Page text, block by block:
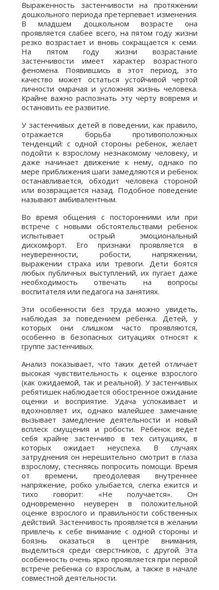
Выраженность застенчивости на протяжении
дошкольного периода претерпевает изменения.
В младшем дошкольном возрасте она
проявляется слабее всего, на пятом году жизни
резко возрастает и вновь сокращается к семи.
На пятом году жизни возрастание
застенчивости имеет характер возрастного
феномена. Появившись в этот период, это
качество может остаться устойчивой чертой
личности омрачая и усложняя жизнь человека.
Крайне важно распознать эту черту вовремя и
остановить ее развитие.
У застенчивых детей в поведении, как правило,
отражается борьба противоположных
тенденций: с одной стороны ребенок, желает
подойти к взрослому незнакомому человеку, и
даже начинает движение к нему, однако по
мере приближения шаги замедляются и ребенок
останавливается, обходит человека стороной
или возвращается назад. Подобное поведение
называют амбивалентным.
Во время общения с посторонними или при
встрече с новыми обстоятельствами ребенок
испытывает острый эмоциональный
дискомфорт. Его признаки проявляется в
неуверенности, робости, напряжении,
выражении страха или тревоги. Дети боятся
любых публичных выступлений, их пугает даже
необходимость отвечать на вопросы
воспитателя или педагога на занятиях.
Эти особенности без труда можно увидеть,
наблюдая за поведением ребенка. Детей, у
которых они слишком часто проявляются,
особенно в безопасных ситуациях относят к
группе застенчивых.
Анализ показывает, что таких детей отличает
высокая чувствительность к оценке взрослого
(как ожидаемой, так и реальной). У застенчивых
ребятишек наблюдается обостренное ожидание
оценки и восприятие. Удача успокаивает и
вдохновляет их, однако малейшее замечание
вызывает замедление деятельности и новый
всплеск смущения и робости. Ребенок ведет
себя крайне застенчиво в тех ситуациях, в
которых ожидает неуспеха. В случаях
затруднения он нерешительно смотрит в глаза
взрослому, стесняясь попросить помощи. Время
от времени, преодолевая внутреннее
напряжение, робко улыбается, слегка ежится и
тихо говорит: «Не получается». Он
одновременно неуверен в положительной
оценке взрослого и правильности собственных
действий. Застенчивость проявляется в желании
привлечь к себе внимание с одной стороны и
боязнь оказаться в центре внимания,
выделиться среди сверстников, с другой. Эта
особенность очень ярко проявляется при первой
встрече ребенка со взрослым, а также в начале
совместной деятельности.